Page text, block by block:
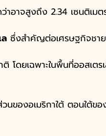
าอาจสูงถึง 2.34 เซนติเม
ซึ่งสำคัญต่อเศรษฐกิจชา
โดยเฉพาะในพื้นที่ออสเตร
นของอเมริกาใต้ ตอนใต้ข